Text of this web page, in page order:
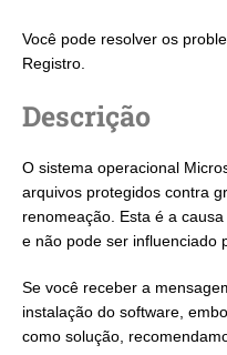
Você pode resolver os
Registro.
Descrição
O sistema operacional
arquivos protegidos contra
renomeação. Esta é a
e não pode ser influenciado
Se você receber a
instalação do software,
como solução,